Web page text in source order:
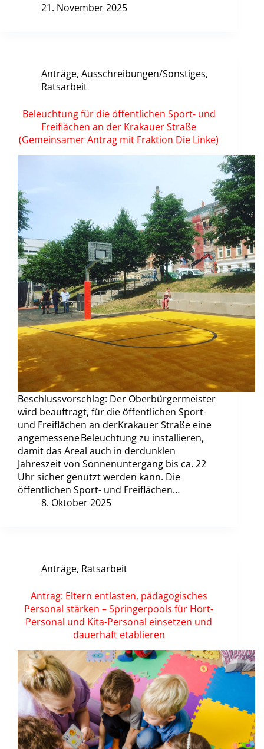
21. November 2025
Anträge, Ausschreibungen/Sonstiges,
Ratsarbeit
Beleuchtung für die öffentlichen Sport- und
Freiflächen an der Krakauer Straße
(Gemeinsamer Antrag mit Fraktion Die Linke)
Beschlussvorschlag: Der Oberbürgermeister
wird beauftragt, für die öffentlichen Sport-
und Freiflächen an derKrakauer Straße eine
angemessene Beleuchtung zu installieren,
damit das Areal auch in derdunklen
Jahreszeit von Sonnenuntergang bis ca. 22
Uhr sicher genutzt werden kann. Die
öffentlichen Sport- und Freiflächen…
8. Oktober 2025
Anträge, Ratsarbeit
Antrag: Eltern entlasten, pädagogisches
Personal stärken – Springerpools für Hort-
Personal und Kita-Personal einsetzen und
dauerhaft etablieren